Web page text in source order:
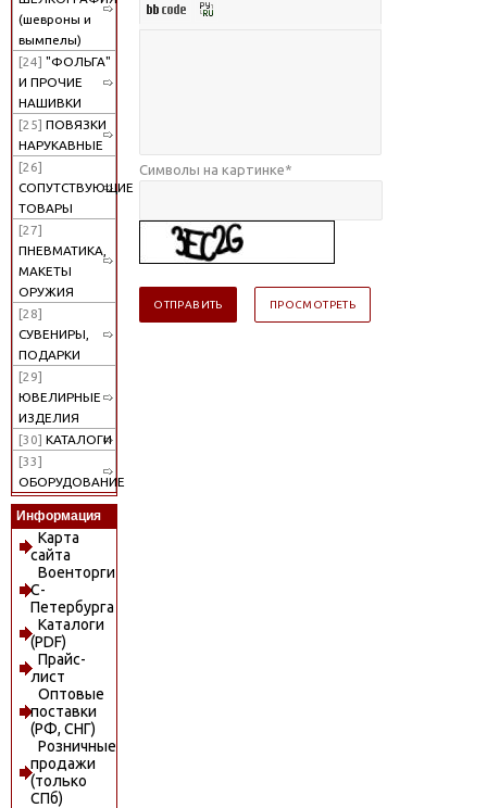
(шевроны и
вымпелы)
[24] "ФОЛЬГА"
И ПРОЧИЕ
НАШИВКИ
[25] ПОВЯЗКИ
НАРУКАВНЫЕ
[26]
СОПУТСТВУЮЩИЕ
ТОВАРЫ
[27]
ПНЕВМАТИКА,
МАКЕТЫ
ОРУЖИЯ
[28]
СУВЕНИРЫ,
ПОДАРКИ
[29]
ЮВЕЛИРНЫЕ
ИЗДЕЛИЯ
[30] КАТАЛОГИ
[33]
ОБОРУДОВАНИЕ
Информация
Карта
сайта
Военторги
С-
Петербурга
Каталоги
(PDF)
Прайс-
лист
Оптовые
поставки
(РФ, СНГ)
Розничные
продажи
(только
СПб)
Символы на картинке*